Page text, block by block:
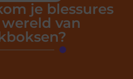
je blessures
van